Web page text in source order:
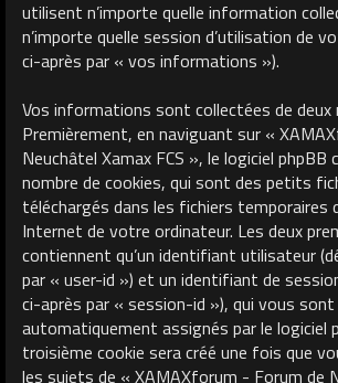
utilisent n’importe quelle information
n’importe quelle session d’utilisation de
ci-après par « vos informations »).
Vos informations sont collectées de deux
Premièrement, en naviguant sur «
Neuchâtel Xamax FCS », le logiciel phpBB
nombre de cookies, qui sont des petits
téléchargés dans les fichiers temporaires
Internet de votre ordinateur. Les deux
contiennent qu’un identifiant utilisateur
par « user-id ») et un identifiant de
ci-après par « session-id »), qui vous sont
automatiquement assignés par le logiciel
troisième cookie sera créé une fois que
les sujets de « XAMAXforum - Forum de